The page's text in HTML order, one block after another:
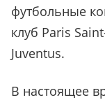
футбольные
клуб Paris
Juventus.
В настоящее